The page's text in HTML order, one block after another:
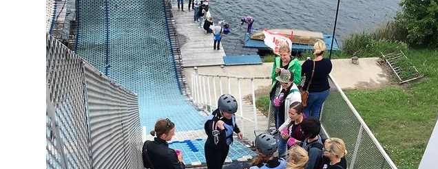
Sehr nette Leute und entspannte
Atmosphäre! Ideal um den ein oder
anderen Trick für den Winter zu
lernen, oder einfach mal so mit Ski,
Snowboard oder Bob über eine
Schanze zu springen. Und wenn
man nicht nass werden will -
einfach aufs Trampolin gehen oder
zuschauen :)
Weiterlesen
Clemens S
vor 2 Jahren